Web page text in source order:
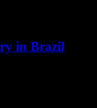
in Brazil